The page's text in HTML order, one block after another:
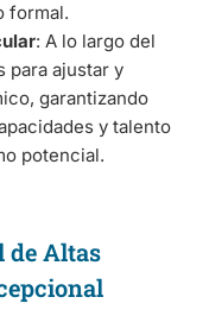
formal.
: A lo largo del
para ajustar y
garantizando
y talento
potencial.
de Altas